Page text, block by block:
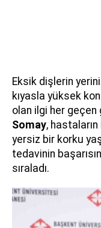
Eksik dişlerin
kıyasla yüksek
olan ilgi her geçen
Somay,
yersiz bir korku
tedavinin
sıraladı.